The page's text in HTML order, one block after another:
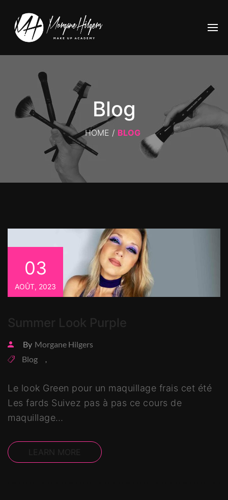
Blog
HOME / BLOG
03
AOÛT, 2023
Summer Look Purple
By Morgane Hilgers
Blog
,
Le look Green pour un maquillage frais cet été
Les fards Suivez pas à pas ce cours de
maquillage…
LEARN MORE